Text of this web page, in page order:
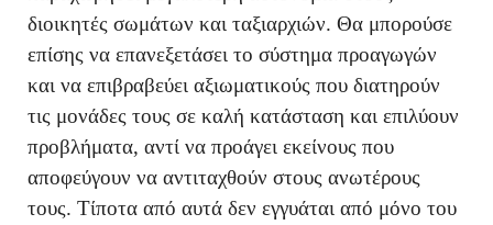
διοικητές σωμάτων και ταξιαρχιών. Θα μπορούσε
επίσης να επανεξετάσει το σύστημα προαγωγών
και να επιβραβεύει αξιωματικούς που διατηρούν
τις μονάδες τους σε καλή κατάσταση και επιλύουν
προβλήματα, αντί να προάγει εκείνους που
αποφεύγουν να αντιταχθούν στους ανωτέρους
τους. Τίποτα από αυτά δεν εγγυάται από μόνο του